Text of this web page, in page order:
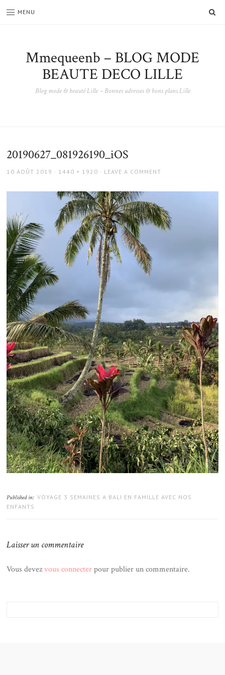
MENU
Mmequeenb – BLOG MODE
BEAUTE DECO LILLE
Blog mode & beauté Lille – Bonnes adresses & bons plans Lille
20190627_081926190_iOS
POSTED
10 AOÛT 2019
FULL
1440 × 1920 LEAVE A COMMENT
Published in: VOYAGE 3 SEMAINES A BALI EN FAMILLE AVEC NOS
ENFANTS
Laisser un commentaire
Vous devezvous connecterpour publier un commentaire.